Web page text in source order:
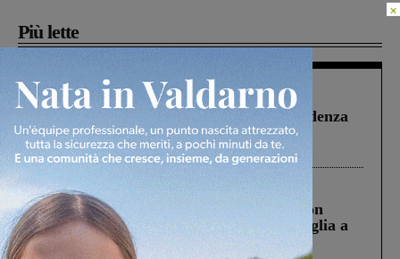
Più lette
Figline Incisa Valdarno 1 Agosto 2026
Piscina di Figline finanziata oltre la scadenza
Pnrr, il gruppo di Fratelli d’Italia: “Un
ringraziamento al Governo”
Cronaca 3 Agosto 2026
Scomparso da una struttura di Castiglion
Fiorentino l’uomo che aveva ucciso la figlia a
Levane nel 2020
×